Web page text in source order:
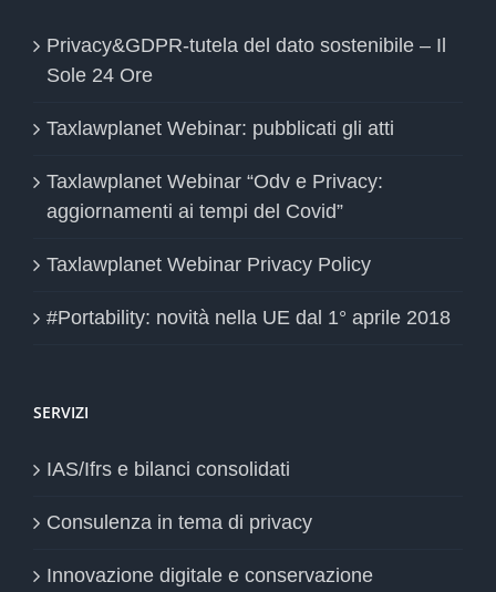
Privacy&GDPR-tutela del dato sostenibile – Il
Sole 24 Ore
Taxlawplanet Webinar: pubblicati gli atti
Taxlawplanet Webinar “Odv e Privacy:
aggiornamenti ai tempi del Covid”
Taxlawplanet Webinar Privacy Policy
#Portability: novità nella UE dal 1° aprile 2018
SERVIZI
IAS/Ifrs e bilanci consolidati
Consulenza in tema di privacy
Innovazione digitale e conservazione